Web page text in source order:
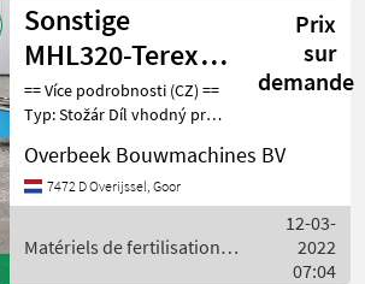
Sonstige
MHL320-Terex
0732142001-
5,2m-
Monoboom/Monoausleg
Prix
sur
demande
== Více podrobnosti (CZ) ==
Typ: Stožár Díl vhodný pro:
konstrukce DPH/marže:
Odpočet DPH pro
podnikatele Sériové číslo:
Overbeek Bouwmachines BV
7472 D Overijssel, Goor
Matériels de fertilisation et
12-03-
2022
07:04